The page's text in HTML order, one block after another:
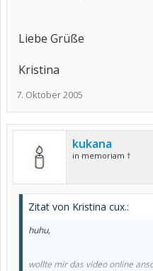
Liebe Grüße
Kristina
7. Oktober 2005
kukana
in memoriam †
Zitat von Kristina cux.:
huhu,
wollte mir das video online